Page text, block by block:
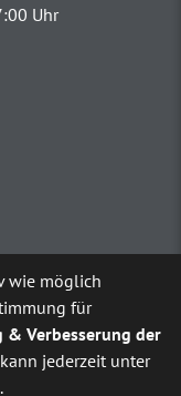
Uhr
externe
wie möglich
für
& Verbesserung der
jederzeit unter